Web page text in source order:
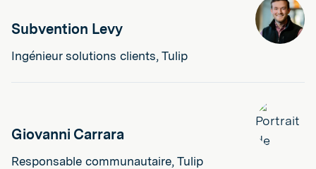
Subvention Levy
Ingénieur solutions clients, Tulip
Giovanni Carrara
Responsable communautaire, Tulip